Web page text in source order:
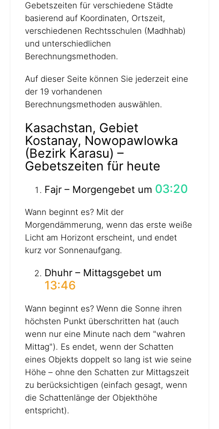
Gebetszeiten für verschiedene Städte
basierend auf Koordinaten, Ortszeit,
verschiedenen Rechtsschulen (Madhhab)
und unterschiedlichen
Berechnungsmethoden.
Auf dieser Seite können Sie jederzeit eine
der 19 vorhandenen
Berechnungsmethoden auswählen.
Kasachstan, Gebiet
Kostanay, Nowopawlowka
(Bezirk Karasu) –
Gebetszeiten für heute
Fajr – Morgengebet um 03:20
Wann beginnt es? Mit der
Morgendämmerung, wenn das erste weiße
Licht am Horizont erscheint, und endet
kurz vor Sonnenaufgang.
Dhuhr – Mittagsgebet um
13:46
Wann beginnt es? Wenn die Sonne ihren
höchsten Punkt überschritten hat (auch
wenn nur eine Minute nach dem "wahren
Mittag"). Es endet, wenn der Schatten
eines Objekts doppelt so lang ist wie seine
Höhe – ohne den Schatten zur Mittagszeit
zu berücksichtigen (einfach gesagt, wenn
die Schattenlänge der Objekthöhe
entspricht).